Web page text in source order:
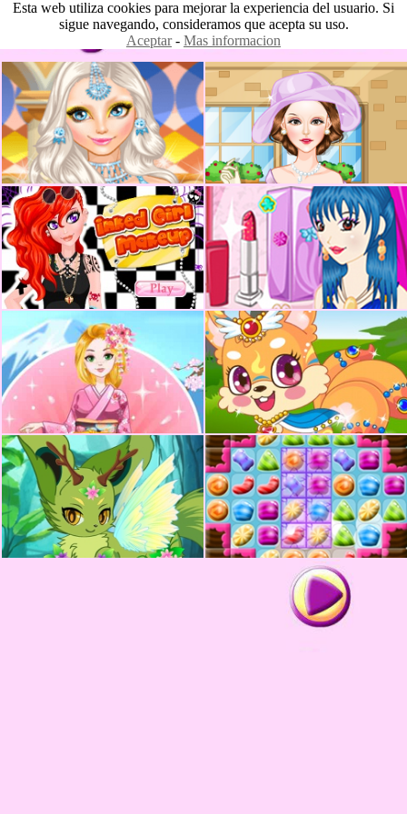
Esta web utiliza cookies para mejorar la experiencia del usuario. Si
sigue navegando, consideramos que acepta su uso.
Aceptar- Mas informacion